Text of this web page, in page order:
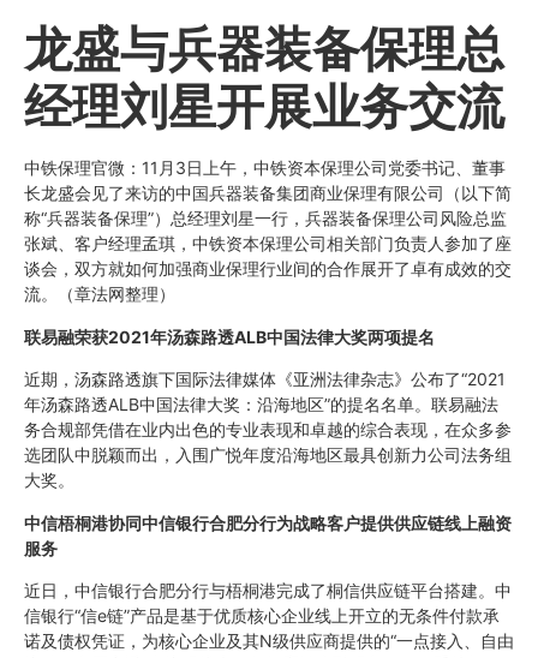
龙盛与兵器装备保理总
经理刘星开展业务交流
中铁保理官微：11月3日上午，中铁资本保理公司党委书记、董事
长龙盛会见了来访的中国兵器装备集团商业保理有限公司（以下简
称“兵器装备保理”）总经理刘星一行，兵器装备保理公司风险总监
张斌、客户经理孟琪，中铁资本保理公司相关部门负责人参加了座
谈会，双方就如何加强商业保理行业间的合作展开了卓有成效的交
流。（章法网整理）
联易融荣获2021年汤森路透ALB中国法律大奖两项提名
近期，汤森路透旗下国际法律媒体《亚洲法律杂志》公布了“2021
年汤森路透ALB中国法律大奖：沿海地区”的提名名单。联易融法
务合规部凭借在业内出色的专业表现和卓越的综合表现，在众多参
选团队中脱颖而出，入围广悦年度沿海地区最具创新力公司法务组
大奖。
中信梧桐港协同中信银行合肥分行为战略客户提供供应链线上融资
服务
近日，中信银行合肥分行与梧桐港完成了桐信供应链平台搭建。中
信银行“信e链”产品是基于优质核心企业线上开立的无条件付款承
诺及债权凭证，为核心企业及其N级供应商提供的“一点接入、自由